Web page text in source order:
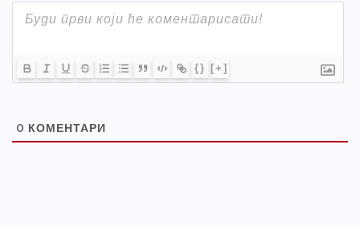
{} [+]
0 КОМЕНТАРИ